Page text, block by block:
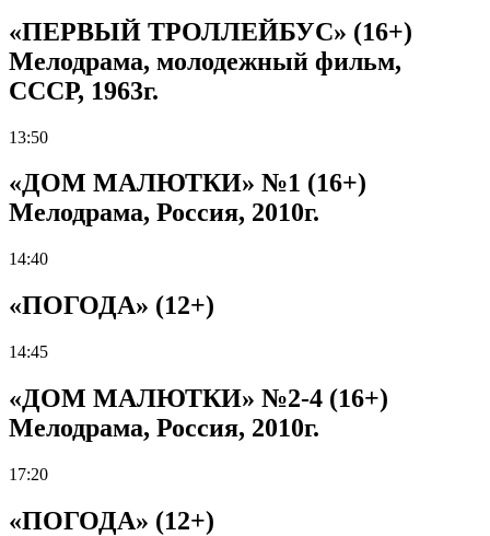
«ПЕРВЫЙ ТРОЛЛЕЙБУС» (16+)
Мелодрама, молодежный фильм,
СССР, 1963г.
13:50
«ДОМ МАЛЮТКИ» №1 (16+)
Мелодрама, Россия, 2010г.
14:40
«ПОГОДА» (12+)
14:45
«ДОМ МАЛЮТКИ» №2-4 (16+)
Мелодрама, Россия, 2010г.
17:20
«ПОГОДА» (12+)